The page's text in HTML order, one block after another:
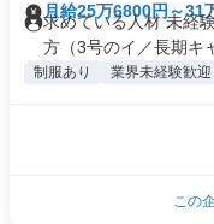
月給25万6800円～31
求めている人材 未経
方（3号のイ／長期キ
制服あり 業界未経験歓迎
この